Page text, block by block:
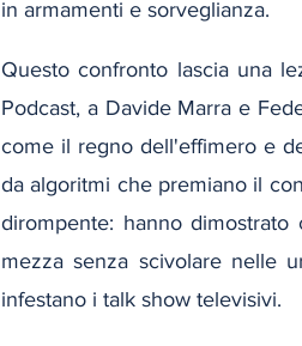
in armamenti e sorveglianza.
Questo confronto lascia una
Podcast, a Davide Marra e
come il regno dell'effimero e
da algoritmi che premiano il
dirompente: hanno
mezza senza scivolare nelle
infestano i talk show televisivi.